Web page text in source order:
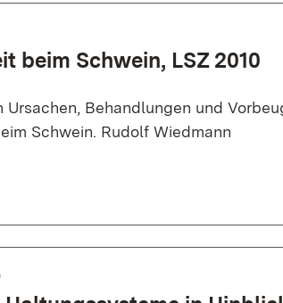
beim Schwein, LSZ 2010
Ursachen, Behandlungen und
Schwein. Rudolf Wiedmann